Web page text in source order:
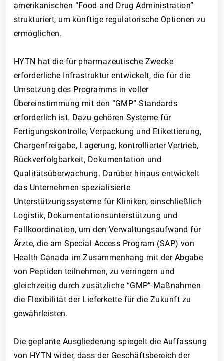
amerikanischen “Food and Drug Administration”
strukturiert, um künftige regulatorische Optionen zu
ermöglichen.
HYTN hat die für pharmazeutische Zwecke
erforderliche Infrastruktur entwickelt, die für die
Umsetzung des Programms in voller
Übereinstimmung mit den “GMP”-Standards
erforderlich ist. Dazu gehören Systeme für
Fertigungskontrolle, Verpackung und Etikettierung,
Chargenfreigabe, Lagerung, kontrollierter Vertrieb,
Rückverfolgbarkeit, Dokumentation und
Qualitätsüberwachung. Darüber hinaus entwickelt
das Unternehmen spezialisierte
Unterstützungssysteme für Kliniken, einschließlich
Logistik, Dokumentationsunterstützung und
Fallkoordination, um den Verwaltungsaufwand für
Ärzte, die am Special Access Program (SAP) von
Health Canada im Zusammenhang mit der Abgabe
von Peptiden teilnehmen, zu verringern und
gleichzeitig durch zusätzliche “GMP”-Maßnahmen
die Flexibilität der Lieferkette für die Zukunft zu
gewährleisten.
Die geplante Ausgliederung spiegelt die Auffassung
von HYTN wider, dass der Geschäftsbereich der